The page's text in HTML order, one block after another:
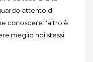
attento di
conoscere l'altro è
meglio noi stessi.